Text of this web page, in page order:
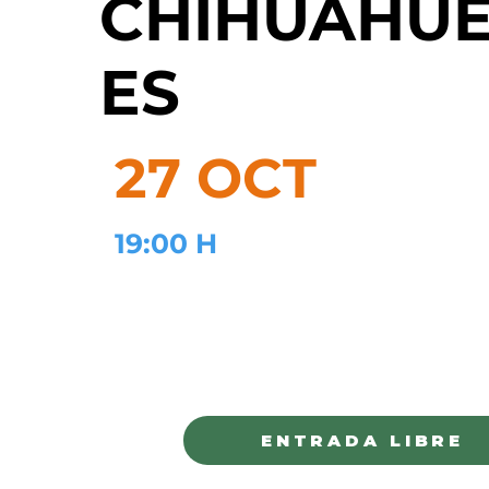
ES
27 OCT
19:00 H
ENTRADA LIBRE